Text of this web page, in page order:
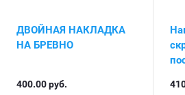
ДВОЙНАЯ НАКЛАДКА
НА БРЕВНО
400.00руб.